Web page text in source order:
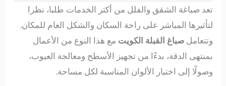
تعد صباغة الشقق والفلل من أكثر الخدمات طلبا، نظرا
لتأثيرها المباشر على راحة السكان والشكل العام للمكان.
وتتعاملصباغ القبلة الكويت مع هذا النوع من الأعمال
بمنتهى الدقة، بدءًا من تجهيز الأسطح ومعالجة العيوب،
وصولًا إلى اختيار الألوان المناسبة لكل مساحة.